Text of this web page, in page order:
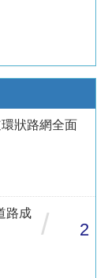
狀路網全面
路成
/ 2